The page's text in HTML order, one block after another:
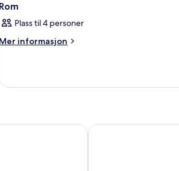
Rom
Plass til 4 personer
Mer informasjon
Mer
Orebro Clarion Hotel Örebro